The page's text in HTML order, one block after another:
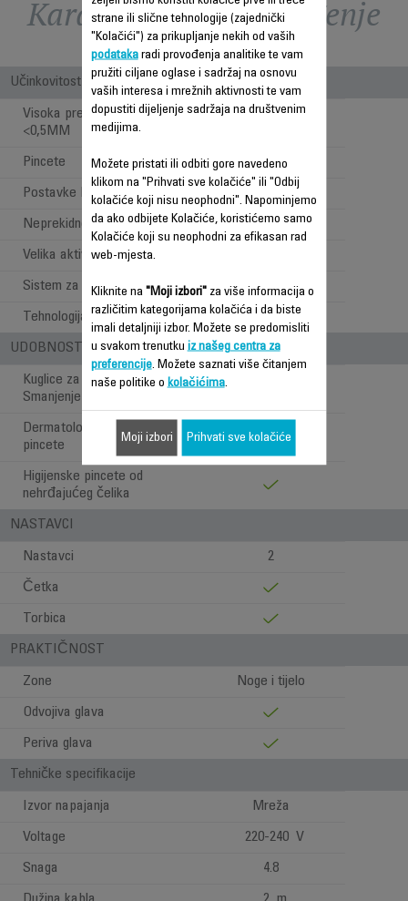
Karakteristike - Poređenje
Učinkovitost
Visoka preciznost depilacije
<0,5MM
Pincete 24
Postavke brzine
Neprekidno napajanje
Velika aktivna površina glave
Sistem za navođenje
Tehnologija glave depilatora Klasična
UDOBNOST PRI UPOTREBI
Kuglice za masažu /
Smanjenje osjetljivosti kože
Dermatološki testirane
pincete
Higijenske pincete od
nehrđajućeg čelika
NASTAVCI
Nastavci 2
Četka
Torbica
PRAKTIČNOST
Zone Noge i tijelo
Odvojiva glava
Periva glava
Tehničke specifikacije
Izvor napajanja Mreža
Voltage 220-240 V
Snaga 4.8
strane ili slične tehnologije (zajednički
"Kolačići") za prikupljanje nekih od vaših
podatakaradi provođenja analitike te vam
pružiti ciljane oglase i sadržaj na osnovu
vaših interesa i mrežnih aktivnosti te vam
dopustiti dijeljenje sadržaja na društvenim
medijima.
Možete pristati ili odbiti gore navedeno
klikom na "Prihvati sve kolačiće" ili "Odbij
kolačiće koji nisu neophodni". Napominjemo
da ako odbijete Kolačiće, koristićemo samo
Kolačiće koji su neophodni za efikasan rad
web-mjesta.
Kliknite na "Moji izbori"za više informacija o
različitim kategorijama kolačića i da biste
imali detaljniji izbor. Možete se predomisliti
u svakom trenutku iz našeg centra za
preferencije. Možete saznati više čitanjem
naše politike o kolačićima.
Moji izbori Prihvati sve kolačiće